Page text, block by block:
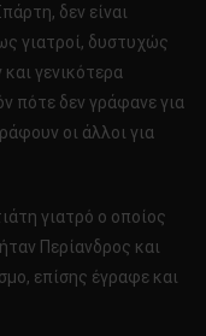
δεν είναι
γιατροί, δυστυχώς
γενικότερα
πότε δεν γράφανε για
οι άλλοι για
γιατρό ο οποίος
Περίανδρος και
επίσης έγραφε και